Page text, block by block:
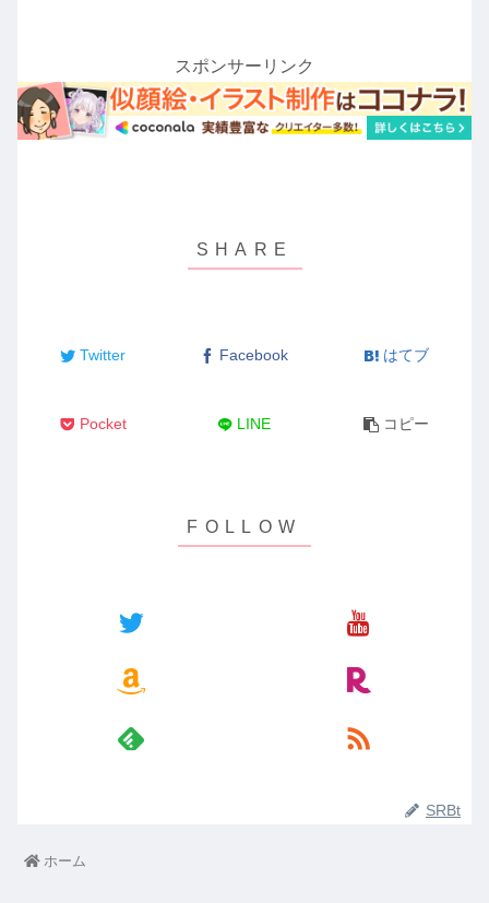
スポンサーリンク
Twitter Facebook はてブ
Pocket LINE コピー
SRBt
ホーム